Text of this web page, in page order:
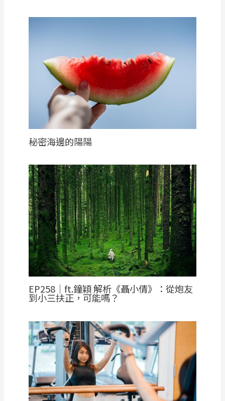
秘密海邊的陽陽
EP258｜ft.鐘穎 解析《聶小倩》：從炮友
到小三扶正，可能嗎？